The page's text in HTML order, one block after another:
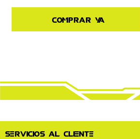
Comprar ya
Servicios al cliente